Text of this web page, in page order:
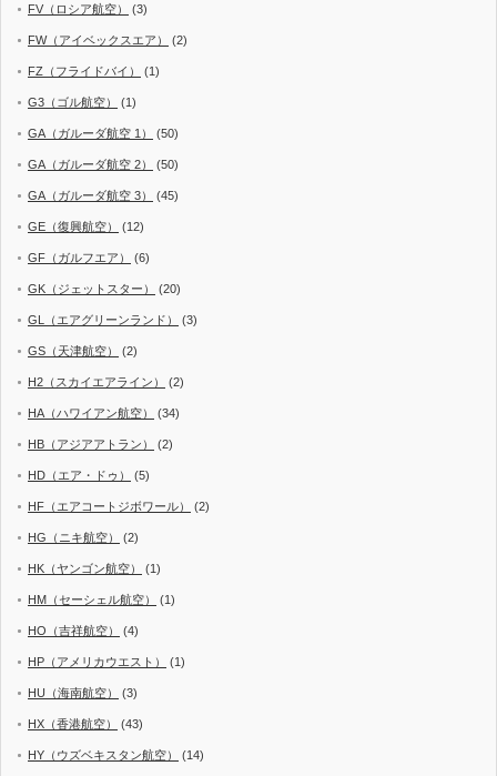
FV（ロシア航空） (3)
FW（アイベックスエア） (2)
FZ（フライドバイ） (1)
G3（ゴル航空） (1)
GA（ガルーダ航空 1） (50)
GA（ガルーダ航空 2） (50)
GA（ガルーダ航空 3） (45)
GE（復興航空） (12)
GF（ガルフエア） (6)
GK（ジェットスター） (20)
GL（エアグリーンランド） (3)
GS（天津航空） (2)
H2（スカイエアライン） (2)
HA（ハワイアン航空） (34)
HB（アジアアトラン） (2)
HD（エア・ドゥ） (5)
HF（エアコートジボワール） (2)
HG（ニキ航空） (2)
HK（ヤンゴン航空） (1)
HM（セーシェル航空） (1)
HO（吉祥航空） (4)
HP（アメリカウエスト） (1)
HU（海南航空） (3)
HX（香港航空） (43)
HY（ウズベキスタン航空） (14)